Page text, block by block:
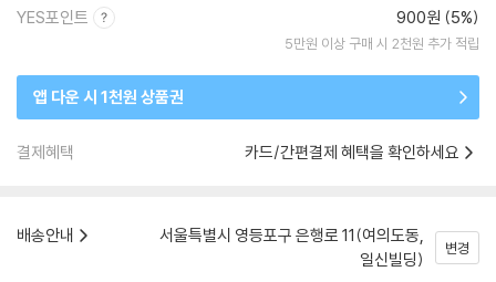
YES포인트 900원 (5%)
5만원 이상 구매 시 2천원 추가 적립
앱 다운 시 1천원 상품권
결제혜택 카드/간편결제 혜택을 확인하세요
배송안내
서울특별시 영등포구 은행로 11(여의도동,
일신빌딩)
변경